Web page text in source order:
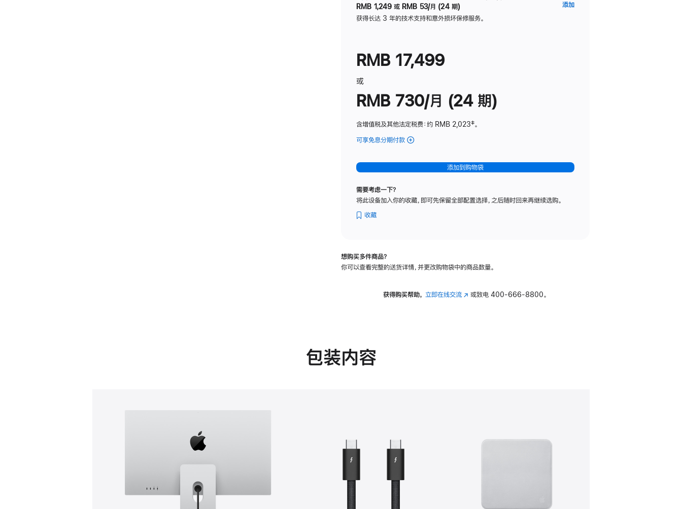
RMB 1,249 或 RMB 53/月 (24 期)
获得长达 3 年的技术支持和意外损坏保修服务。
添加
RMB 17,499
或
RMB 730/月 (24 期)
含增值税及其他法定税费：约 RMB 2,023脚
‡。
可享免息分期付款 (Studio
-
纳
理
可
斜
添加到购物袋
需要考虑一下？
将此设备加入你的收藏，即可先保留全部配置选择，之后随时回来再继续选购。
收藏
想购买多件商品？
你可以查看完整的送货详情，并更改购物袋中的商品数量。
获得购买帮助， 立即在线交流(在 或致电400-666-8800。
包装内容